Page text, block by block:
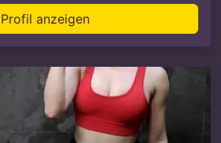
Profil anzeigen